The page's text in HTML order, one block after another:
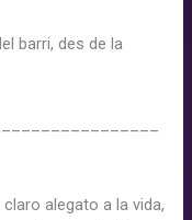
barri, des de la
alegato a la vida,